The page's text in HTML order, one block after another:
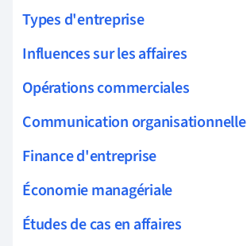
Types d'entreprise
Influences sur les affaires
Opérations commerciales
Communication organisationnelle
Finance d'entreprise
Économie managériale
Études de cas en affaires